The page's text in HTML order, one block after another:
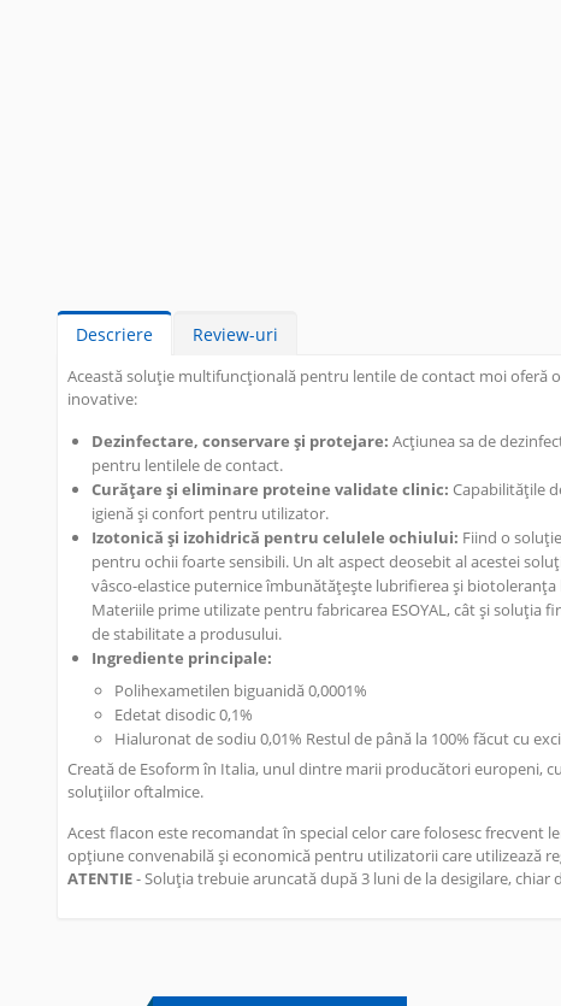
Descriere Review-uri
Această soluție multifuncțională pentru lentile de contact moi oferă
inovative:
Dezinfectare, conservare și protejare: Acțiunea sa de
pentru lentilele de contact.
Curățare și eliminare proteine validate clinic: Capabilitățile
igienă și confort pentru utilizator.
Izotonică și izohidrică pentru celulele ochiului: Fiind o
pentru ochii foarte sensibili. Un alt aspect deosebit al acestei
vâsco-elastice puternice îmbunătățește lubrifierea și
Materiile prime utilizate pentru fabricarea ESOYAL, cât și
de stabilitate a produsului.
Ingrediente principale:
Polihexametilen biguanidă 0,0001%
Edetat disodic 0,1%
Hialuronat de sodiu 0,01% Restul de până la 100% făcut cu
Creată de Esoform în Italia, unul dintre marii producători europeni,
soluțiilor oftalmice.
Acest flacon este recomandat în special celor care folosesc
opțiune convenabilă și economică pentru utilizatorii care utilizează
ATENTIE- Soluția trebuie aruncată după 3 luni de la desigilare, chiar